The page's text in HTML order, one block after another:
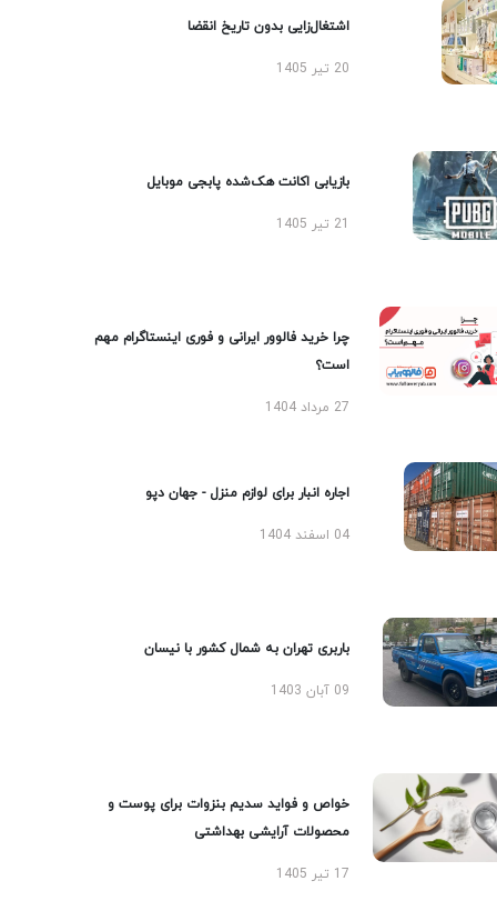
اشتغال‌زایی بدون تاریخ انقضا
20 تیر 1405
بازیابی اکانت هک‌شده پابجی موبایل
چرا خرید فالوور ایرانی و فوری اینستاگرام مهم
است؟
27 مرداد 1404
اجاره انبار برای لوازم منزل - جهان دپو
04 اسفند 1404
باربری تهران به شمال کشور با نیسان
09 آبان 1403
خواص و فواید سدیم بنزوات برای پوست و
محصولات آرایشی بهداشتی
17 تیر 1405